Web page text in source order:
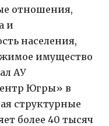
отношения,
и
населения,
имущество
АУ
Югры» в
структурные
более 40 тысяч